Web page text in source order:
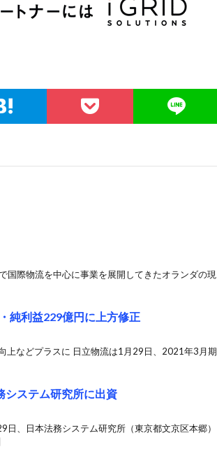
国際物流を中心に事業を展開してきたオランダの現
純利益229億円に上方修正
上などプラスに 日立物流は1月29日、2021年3月期
システム研究所に出資
、日本法務システム研究所（東京都文京区本郷）